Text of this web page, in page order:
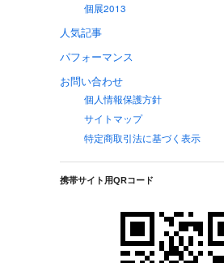
個展2013
人気記事
パフォーマンス
お問い合わせ
個人情報保護方針
サイトマップ
特定商取引法に基づく表示
携帯サイト用QRコード